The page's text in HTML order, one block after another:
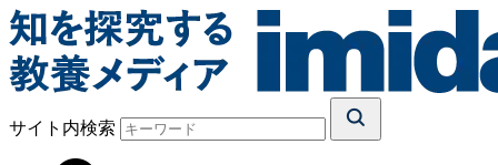
サイト内検索